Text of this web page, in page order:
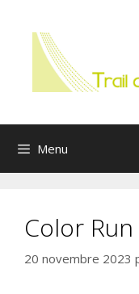
contenu
Menu
Color
20 novembre 2023